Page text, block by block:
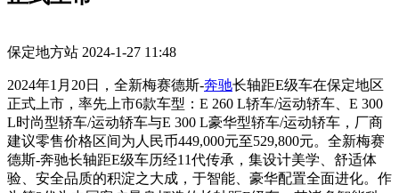
保定地方站 2024-1-27 11:48
2024年1月20日，全新梅赛德斯-奔驰长轴距E级车在保定地区
正式上市，率先上市6款车型：E 260 L轿车/运动轿车、E 300
L时尚型轿车/运动轿车与E 300 L豪华型轿车/运动轿车，厂商
建议零售价格区间为人民币449,000元至529,800元。全新梅赛
德斯-奔驰长轴距E级车历经11代传承，集设计美学、舒适体
验、安全品质的积淀之大成，于智能、豪华配置全面进化。作